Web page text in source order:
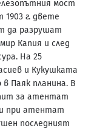
мост
1903 г. двете
да разрушат
Капия и след
На 25
и Кукушката
Паяк планина. В
за атентат
при атентат
последният